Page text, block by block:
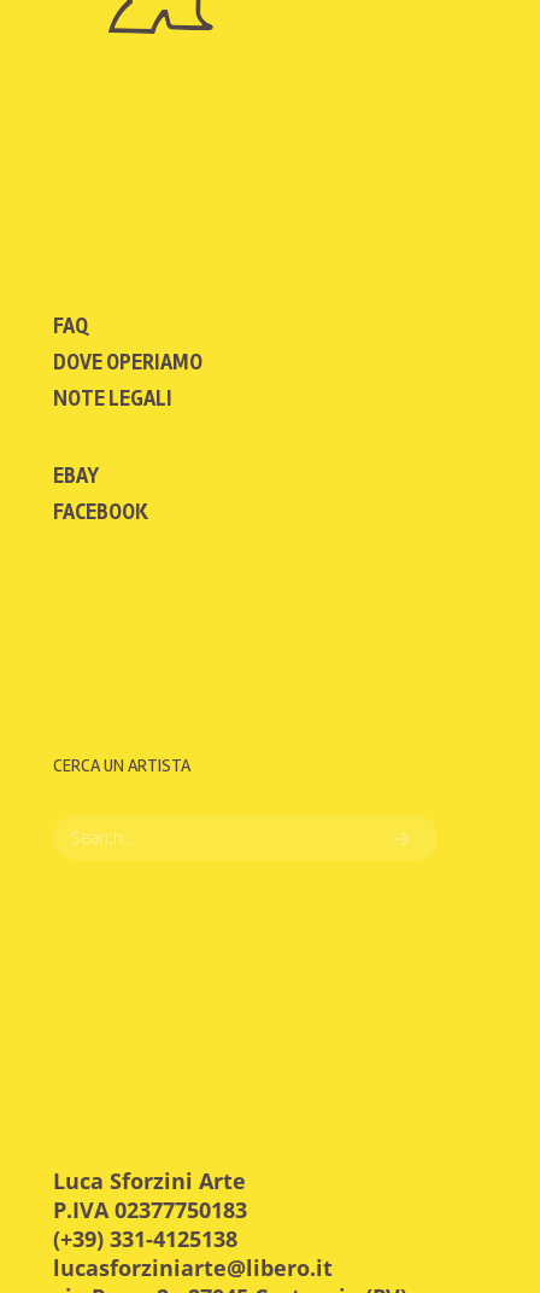
FAQ
DOVE OPERIAMO
NOTE LEGALI
EBAY
FACEBOOK
CERCA UN ARTISTA
Luca Sforzini Arte
P.IVA 02377750183
(+39) 331-4125138
lucasforziniarte@libero.it